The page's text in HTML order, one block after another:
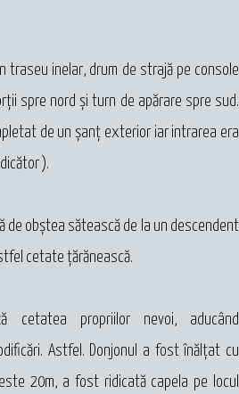
traseu inelar, drum de strajă pe console
spre nord şi turn de apărare spre sud.
de un șanț exterior iar intrarea era
).
de obştea sătească de la un descendent
cetate ţărănească.
cetatea propriilor nevoi, aducând
Astfel. Donjonul a fost înălţat cu
20m, a fost ridicată capela pe locul